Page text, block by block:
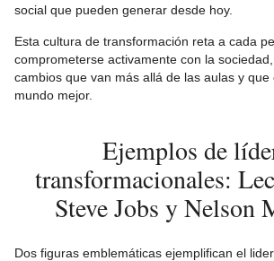
social que pueden generar desde hoy.
Esta cultura de transformación reta a cada
comprometerse activamente con la
cambios que van más allá de las aulas y que
mundo mejor.
Ejemplos de
transformacionales:
Steve Jobs y Nelson
Dos figuras emblemáticas ejemplifican el